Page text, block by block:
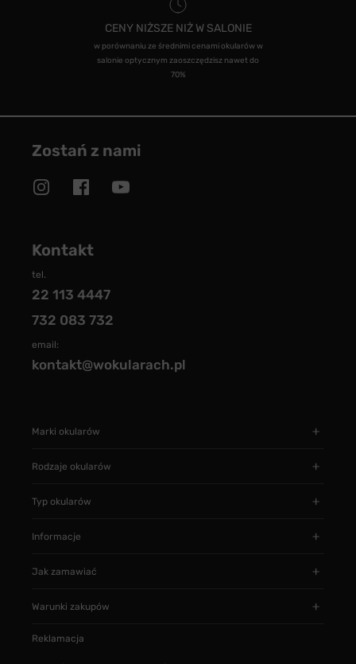
CENY NIŻSZE NIŻ W SALONIE
w porównaniu ze średnimi cenami okularów w
salonie optycznym zaoszczędzisz nawet do
70%
Zostań z nami
Kontakt
tel.
22 113 4447
732 083 732
email:
kontakt@wokularach.pl
Marki okularów
Rodzaje okularów
Typ okularów
Informacje
Jak zamawiać
Warunki zakupów
Reklamacja